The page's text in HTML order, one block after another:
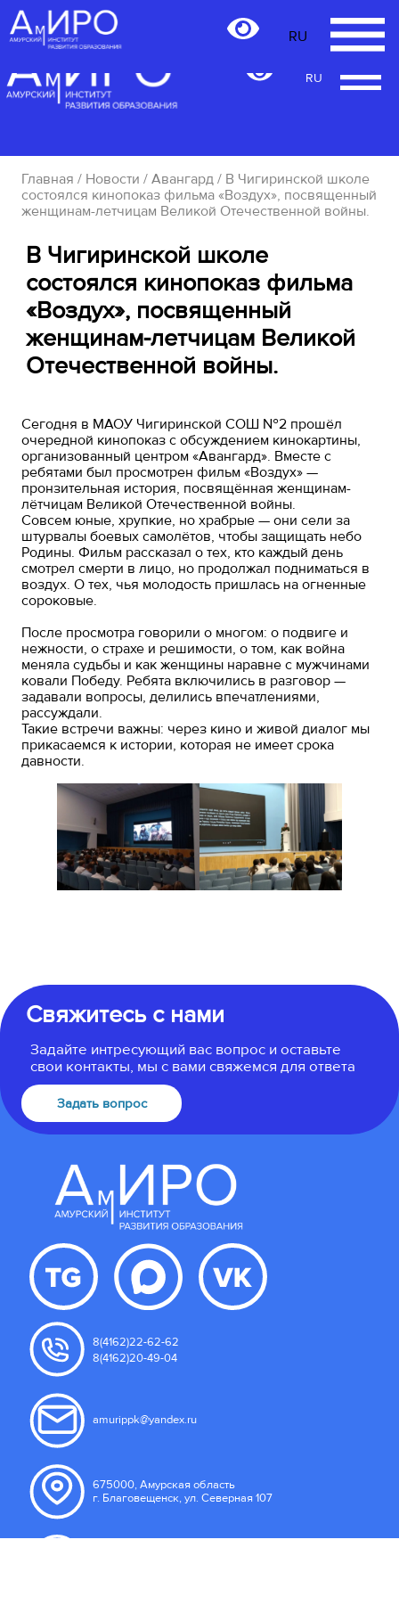
RU
RU
Главная / Новости /Авангард / В Чигиринской школе
состоялся кинопоказ фильма «Воздух», посвященный
женщинам-летчицам Великой Отечественной войны.
В Чигиринской школе
состоялся кинопоказ фильма
«Воздух», посвященный
женщинам-летчицам Великой
Отечественной войны.
Сегодня в МАОУ Чигиринской СОШ №2 прошёл
очередной кинопоказ с обсуждением кинокартины,
организованный центром «Авангард». Вместе с
ребятами был просмотрен фильм «Воздух» —
пронзительная история, посвящённая женщинам-
лётчицам Великой Отечественной войны.
Совсем юные, хрупкие, но храбрые — они сели за
штурвалы боевых самолётов, чтобы защищать небо
Родины. Фильм рассказал о тех, кто каждый день
смотрел смерти в лицо, но продолжал подниматься в
воздух. О тех, чья молодость пришлась на огненные
сороковые.
После просмотра говорили о многом: о подвиге и
нежности, о страхе и решимости, о том, как война
меняла судьбы и как женщины наравне с мужчинами
ковали Победу. Ребята включились в разговор —
задавали вопросы, делились впечатлениями,
рассуждали.
Такие встречи важны: через кино и живой диалог мы
прикасаемся к истории, которая не имеет срока
давности.
Свяжитесь с нами
Задайте интресующий вас вопрос и оставьте
свои контакты, мы с вами свяжемся для ответа
Задать вопрос
8(4162)22-62-62
8(4162)20-49-04
amurippk@yandex.ru
675000, Амурская область
г. Благовещенск, ул. Северная 107